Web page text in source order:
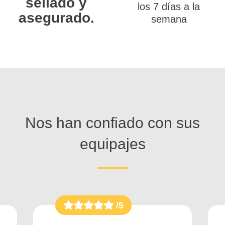
asegurado.
los 7 días a la
semana
Nos han confiado con sus
equipajes
/5